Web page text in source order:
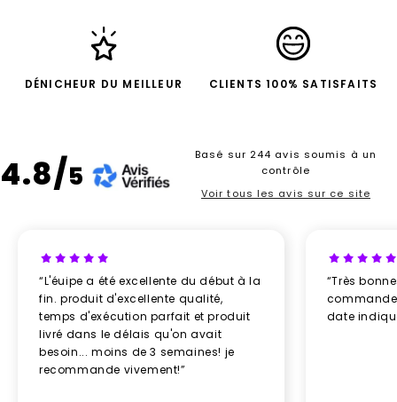
DÉNICHEUR DU MEILLEUR CLIENTS 100% SATISFAITS
4.8/5
Basé sur 244 avis soumis à un
contrôle
Voir tous les avis sur ce site
“L'éuipe a été excellente du début à la
fin. produit d'excellente qualité,
temps d'exécution parfait et produit
livré dans le délais qu'on avait
besoin... moins de 3 semaines! je
recommande vivement!”
“Très
date